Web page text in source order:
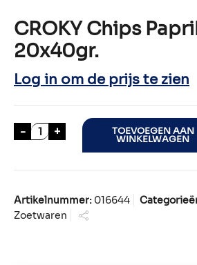
CROKY Chips
20x40gr.
Log in om de prijs te zien
- CROKY Chips Paprika
+ TOEVOEGEN AAN
WINKELWAGEN
Artikelnummer: 016644
Zoetwaren